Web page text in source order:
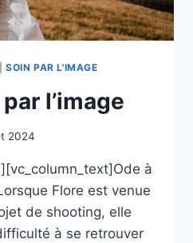
|SOIN PAR L'IMAGE
l’image
2024
à
Flore est venue
de shooting, elle
à se retrouver